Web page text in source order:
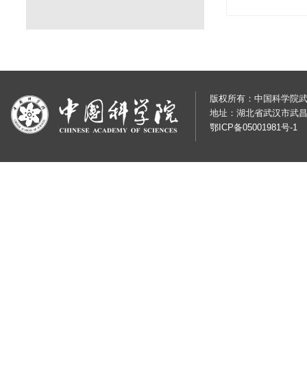
版权所有：中国科学院
地址：湖北省武汉市武
鄂ICP备05001981号-1